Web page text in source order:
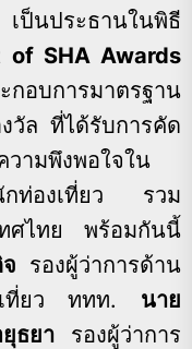
ป็นประธานในพิธี
of SHA Awards
บการมาตรฐาน
วัล ที่ได้รับการคัด
วามพึงพอใจใน
นักท่องเที่ยว รวม
ศไทย พร้อมกันนี้
รองผู้ว่าการด้าน
เที่ยว ททท. นาย
ธยารองผู้ว่าการ